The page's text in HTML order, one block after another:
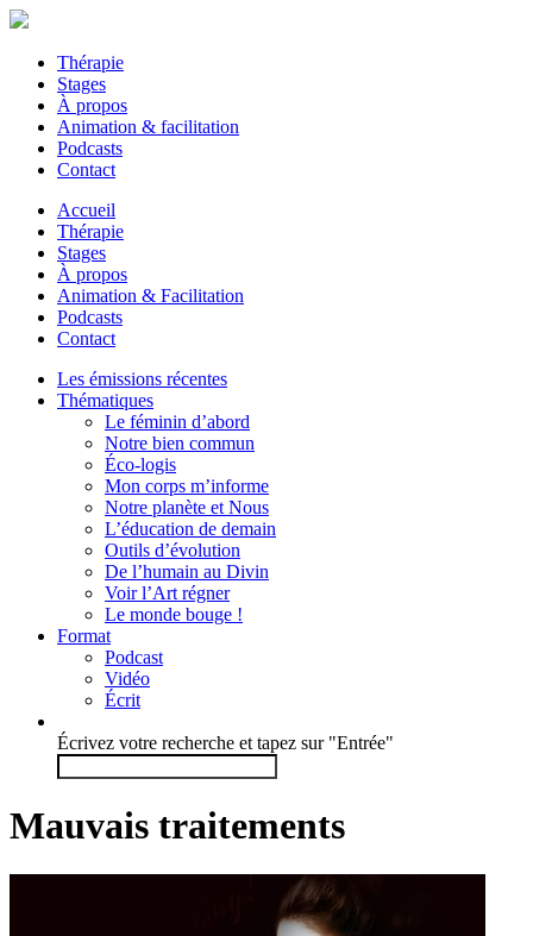
Thérapie
Stages
À propos
Animation & facilitation
Podcasts
Contact
Accueil
Thérapie
Stages
À propos
Animation & Facilitation
Podcasts
Contact
Les émissions récentes
Thématiques
Le féminin d’abord
Notre bien commun
Éco-logis
Mon corps m’informe
Notre planète et Nous
L’éducation de demain
Outils d’évolution
De l’humain au Divin
Voir l’Art régner
Le monde bouge !
Format
Podcast
Vidéo
Écrit
Écrivez votre recherche et tapez sur "Entrée"
Mauvais traitements